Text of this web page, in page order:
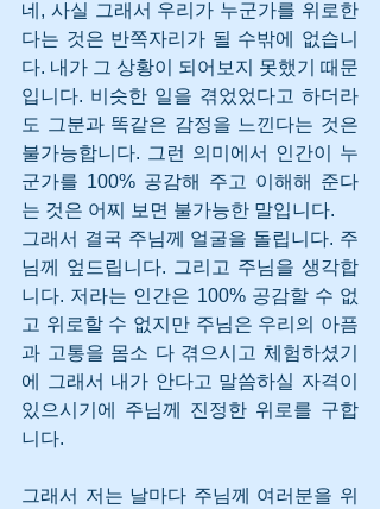
네, 사실 그래서 우리가 누군가를 위로한
다는 것은 반쪽자리가 될 수밖에 없습니
다. 내가 그 상황이 되어보지 못했기 때문
입니다. 비슷한 일을 겪었었다고 하더라
도 그분과 똑같은 감정을 느낀다는 것은
불가능합니다. 그런 의미에서 인간이 누
군가를 100% 공감해 주고 이해해 준다
는 것은 어찌 보면 불가능한 말입니다.
그래서 결국 주님께 얼굴을 돌립니다. 주
님께 엎드립니다. 그리고 주님을 생각합
니다. 저라는 인간은 100% 공감할 수 없
고 위로할 수 없지만 주님은 우리의 아픔
과 고통을 몸소 다 겪으시고 체험하셨기
에 그래서 내가 안다고 말씀하실 자격이
있으시기에 주님께 진정한 위로를 구합
니다.
그래서 저는 날마다 주님께 여러분을 위